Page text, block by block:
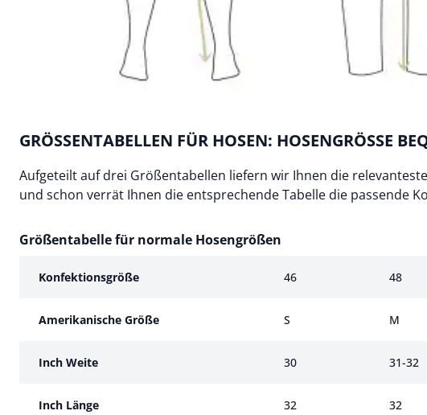
GRÖSSENTABELLEN FÜR HOSEN: HOSENGRÖSSE
Aufgeteilt auf drei Größentabellen liefern wir Ihnen die
und schon verrät Ihnen die entsprechende Tabelle die passende
Größentabelle für normale Hosengrößen
Konfektionsgröße
46 48
Amerikanische Größe S M
Inch Weite 30 31-32
Inch Länge 32 32